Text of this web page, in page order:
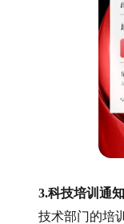
3.科技培训通知
技术部门的培